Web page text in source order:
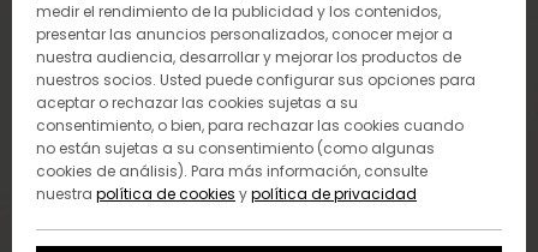
medir el rendimiento de la publicidad y los contenidos,
presentar las anuncios personalizados, conocer mejor a
nuestra audiencia, desarrollar y mejorar los productos de
nuestros socios. Usted puede configurar sus opciones para
aceptar o rechazar las cookies sujetas a su
consentimiento, o bien, para rechazar las cookies cuando
no están sujetas a su consentimiento (como algunas
cookies de análisis). Para más información, consulte
nuestra política de cookies ypolítica de privacidad